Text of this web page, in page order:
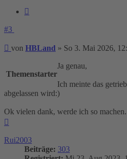
#3
Beitrag
von HBLand » So 3. Mai 2026,
Themenstarter
Ja genau,
Ich meinte das
abgelassen wird:)
Ok vielen dank, werde ich so machen.
Rui2003
Beiträge: 303